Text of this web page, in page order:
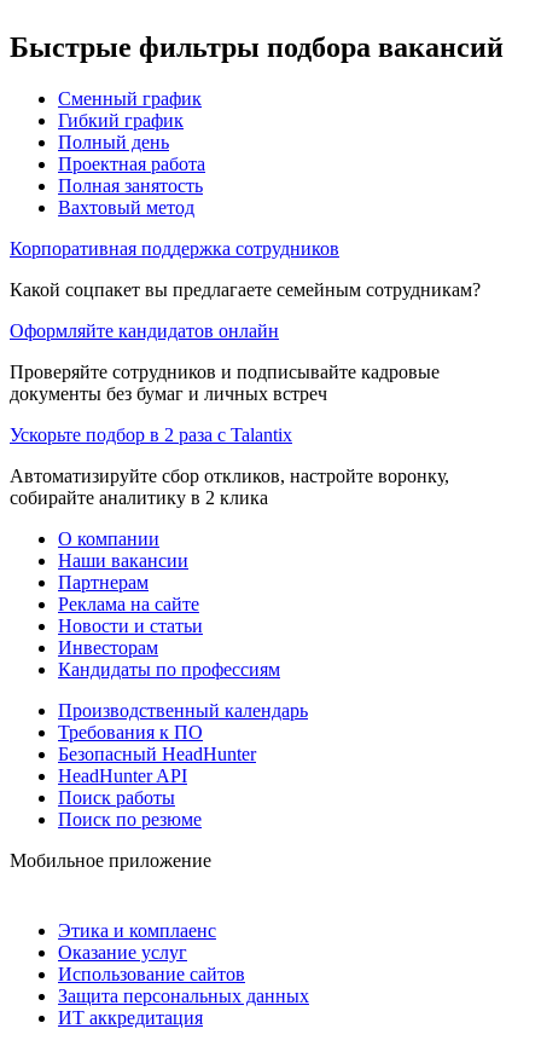
Быстрые фильтры подбора вакансий
Сменный график
Гибкий график
Полный день
Проектная работа
Полная занятость
Вахтовый метод
Корпоративная поддержка сотрудников
Какой соцпакет вы предлагаете семейным сотрудникам?
Оформляйте кандидатов онлайн
Проверяйте сотрудников и подписывайте кадровые
документы без бумаг и личных встреч
Ускорьте подбор в 2 раза с Talantix
Автоматизируйте сбор откликов, настройте воронку,
собирайте аналитику в 2 клика
О компании
Наши вакансии
Партнерам
Реклама на сайте
Новости и статьи
Инвесторам
Кандидаты по профессиям
Производственный календарь
Требования к ПО
Безопасный HeadHunter
HeadHunter API
Поиск работы
Поиск по резюме
Мобильное приложение
Этика и комплаенс
Оказание услуг
Использование сайтов
Защита персональных данных
ИТ аккредитация